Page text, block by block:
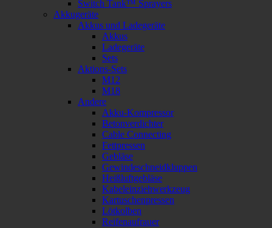
Switch Tank™ Sprayers
Akkugeräte
Akkus und Ladegeräte
Akkus
Ladegeräte
Sets
Aktions-Sets
M12
M18
Andere
Akku-Kompressor
Betonverdichter
Cable Connecting
Fettpressen
Gebläse
Gewindeschneidkluppen
Heißluftgebläse
Kabeleinziehwerkzeug
Kartuschenpressen
Lötkolben
Reifenaufrauer